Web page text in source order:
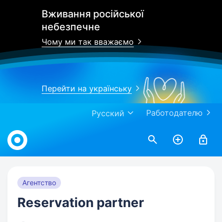
Вживання російської
небезпечне
Чому ми так вважаємо
Перейти на українську
Работодателю
Русский
Work.ua
Агентство
Reservation partner